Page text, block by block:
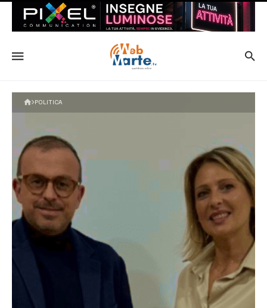
POLITICA